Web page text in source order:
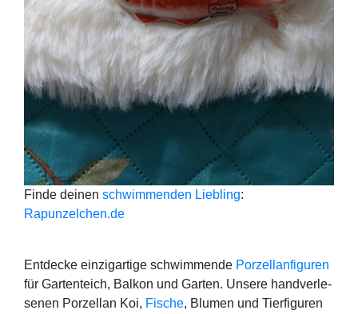
Fin­de dei­nen schwim­men­den Lieb­ling:
Rapunzelchen.de
Ent­de­cke ein­zig­ar­ti­ge schwim­men­de Por­zel­lan­fi­gu­ren
für Gar­ten­teich, Bal­kon und Gar­ten. Unse­re hand­ver­le­
se­nen Por­zel­lan Koi, Fische, Blu­men und Tier­fi­gu­ren